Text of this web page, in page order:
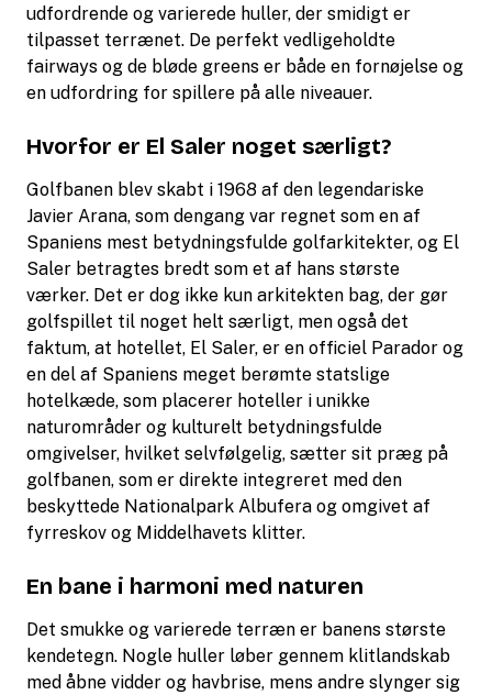
udfordrende og varierede huller, der smidigt er
tilpasset terrænet. De perfekt vedligeholdte
fairways og de bløde greens er både en fornøjelse og
en udfordring for spillere på alle niveauer.
Hvorfor er El Saler noget særligt?
Golfbanen blev skabt i 1968 af den legendariske
Javier Arana, som dengang var regnet som en af
Spaniens mest betydningsfulde golfarkitekter, og El
Saler betragtes bredt som et af hans største
værker. Det er dog ikke kun arkitekten bag, der gør
golfspillet til noget helt særligt, men også det
faktum, at hotellet, El Saler, er en officiel Parador og
en del af Spaniens meget berømte statslige
hotelkæde, som placerer hoteller i unikke
naturområder og kulturelt betydningsfulde
omgivelser, hvilket selvfølgelig, sætter sit præg på
golfbanen, som er direkte integreret med den
beskyttede Nationalpark Albufera og omgivet af
fyrreskov og Middelhavets klitter.
En bane i harmoni med naturen
Det smukke og varierede terræn er banens største
kendetegn. Nogle huller løber gennem klitlandskab
med åbne vidder og havbrise, mens andre slynger sig